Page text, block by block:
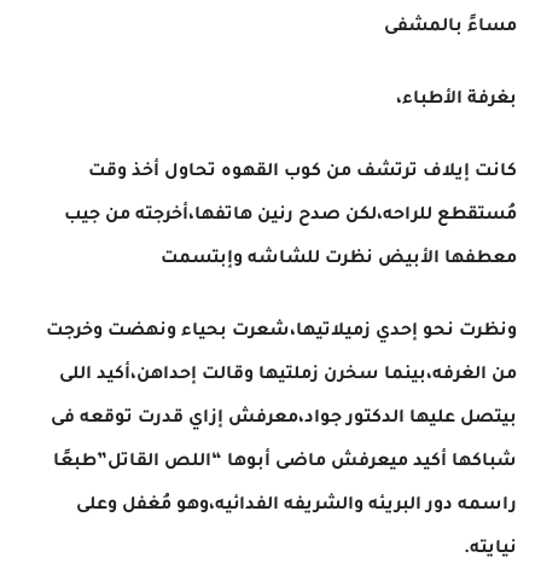
مساءً بالمشفى
بغرفة الأطباء،
كانت إيلاف ترتشف من كوب القهوه تحاول أخذ وقت
مُستقطع للراحه،لكن صدح رنين هاتفها،أخرجته من جيب
معطفها الأبيض نظرت للشاشه وإبتسمت
ونظرت نحو إحدي زميلاتيها،شعرت بحياء ونهضت وخرجت
من الغرفه،بينما سخرن زملتيها وقالت إحداهن،أكيد اللى
بيتصل عليها الدكتور جواد،معرفش إزاي قدرت توقعه فى
شباكها أكيد ميعرفش ماضى أبوها “اللص القاتل”طبعًا
راسمه دور البريئه والشريفه الفدائيه،وهو مُغفل وعلى
نيايته.